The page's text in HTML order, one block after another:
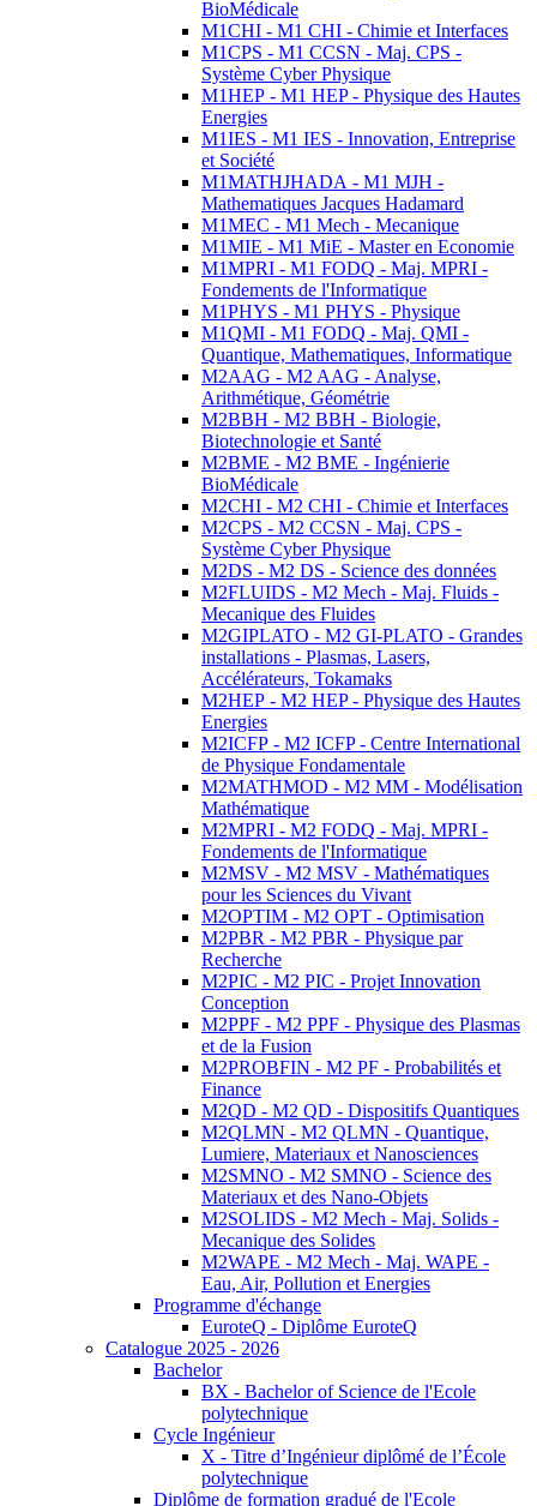
BioMédicale
M1CHI - M1 CHI - Chimie et Interfaces
M1CPS - M1 CCSN - Maj. CPS -
Système Cyber Physique
M1HEP - M1 HEP - Physique des Hautes
Energies
M1IES - M1 IES - Innovation, Entreprise
et Société
M1MATHJHADA - M1 MJH -
Mathematiques Jacques Hadamard
M1MEC - M1 Mech - Mecanique
M1MIE - M1 MiE - Master en Economie
M1MPRI - M1 FODQ - Maj. MPRI -
Fondements de l'Informatique
M1PHYS - M1 PHYS - Physique
M1QMI - M1 FODQ - Maj. QMI -
Quantique, Mathematiques, Informatique
M2AAG - M2 AAG - Analyse,
Arithmétique, Géométrie
M2BBH - M2 BBH - Biologie,
Biotechnologie et Santé
M2BME - M2 BME - Ingénierie
BioMédicale
M2CHI - M2 CHI - Chimie et Interfaces
M2CPS - M2 CCSN - Maj. CPS -
Système Cyber Physique
M2DS - M2 DS - Science des données
M2FLUIDS - M2 Mech - Maj. Fluids -
Mecanique des Fluides
M2GIPLATO - M2 GI-PLATO - Grandes
installations - Plasmas, Lasers,
Accélérateurs, Tokamaks
M2HEP - M2 HEP - Physique des Hautes
Energies
M2ICFP - M2 ICFP - Centre International
de Physique Fondamentale
M2MATHMOD - M2 MM - Modélisation
Mathématique
M2MPRI - M2 FODQ - Maj. MPRI -
Fondements de l'Informatique
M2MSV - M2 MSV - Mathématiques
pour les Sciences du Vivant
M2OPTIM - M2 OPT - Optimisation
M2PBR - M2 PBR - Physique par
Recherche
M2PIC - M2 PIC - Projet Innovation
Conception
M2PPF - M2 PPF - Physique des Plasmas
et de la Fusion
M2PROBFIN - M2 PF - Probabilités et
Finance
M2QD - M2 QD - Dispositifs Quantiques
M2QLMN - M2 QLMN - Quantique,
Lumiere, Materiaux et Nanosciences
M2SMNO - M2 SMNO - Science des
Materiaux et des Nano-Objets
M2SOLIDS - M2 Mech - Maj. Solids -
Mecanique des Solides
M2WAPE - M2 Mech - Maj. WAPE -
Eau, Air, Pollution et Energies
Programme d'échange
EuroteQ - Diplôme EuroteQ
Catalogue 2025 - 2026
Bachelor
BX - Bachelor of Science de l'Ecole
polytechnique
Cycle Ingénieur
X - Titre d’Ingénieur diplômé de l’École
polytechnique
Diplôme de formation gradué de l'Ecole